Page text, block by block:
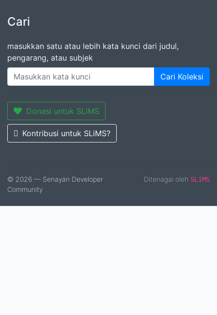
Cari
masukkan satu atau lebih kata kunci dari judul,
pengarang, atau subjek
Cari Koleksi
Donasi untuk SLiMS
Kontribusi untuk SLiMS?
© 2026 — Senayan Developer
Community
Ditenagai oleh SLiMS